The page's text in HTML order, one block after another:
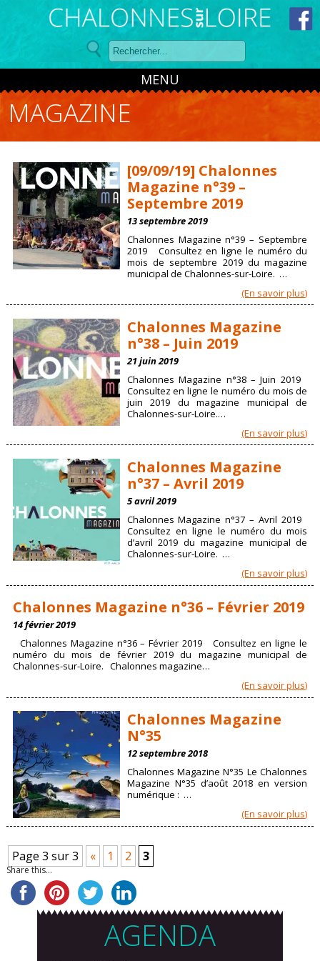
Panneau de gestion des cookies
MENU
MAGAZINE
[09/09/19] Chalonnes
Magazine n°39 –
Septembre 2019
13 septembre 2019
Chalonnes Magazine n°39 – Septembre
2019 Consultez en ligne le numéro du
mois de septembre 2019 du magazine
municipal de Chalonnes-sur-Loire. …
(En savoir plus)
Chalonnes Magazine
n°38 – Juin 2019
21 juin 2019
Chalonnes Magazine n°38 – Juin 2019
Consultez en ligne le numéro du mois de
juin 2019 du magazine municipal de
Chalonnes-sur-Loire.…
(En savoir plus)
Chalonnes Magazine
n°37 – Avril 2019
5 avril 2019
Chalonnes Magazine n°37 – Avril 2019
Consultez en ligne le numéro du mois
d’avril 2019 du magazine municipal de
Chalonnes-sur-Loire. …
(En savoir plus)
Chalonnes Magazine n°36 – Février 2019
14 février 2019
Chalonnes Magazine n°36 – Février 2019 Consultez en ligne le
numéro du mois de février 2019 du magazine municipal de
Chalonnes-sur-Loire. Chalonnes magazine…
(En savoir plus)
Chalonnes Magazine
N°35
12 septembre 2018
Chalonnes Magazine N°35 Le Chalonnes
Magazine N°35 d’août 2018 en version
numérique : …
(En savoir plus)
Page 3 sur 3 « 1 2 3
Share this...
AGENDA